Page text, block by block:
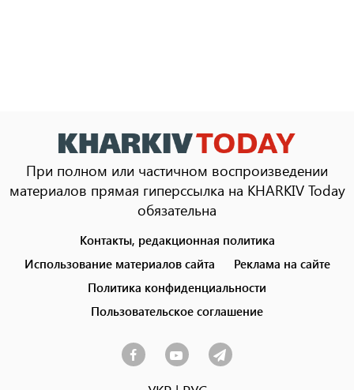
При полном или частичном воспроизведении
материалов прямая гиперссылка на KHARKIV Today
обязательна
menu
Контакты, редакционная политика
Использование материалов сайта
Реклама на сайте
Политика конфиденциальности
Пользовательское соглашение